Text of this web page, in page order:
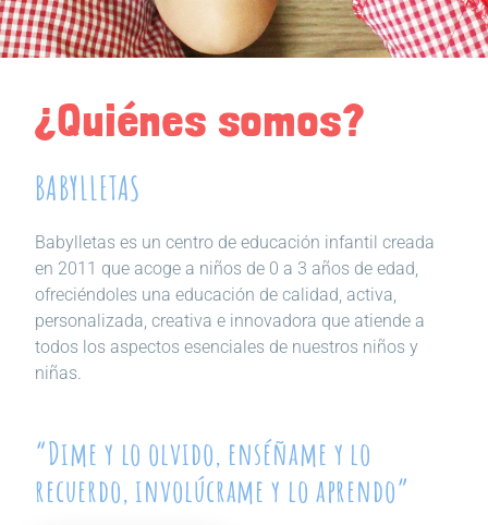
¿Quiénes somos?
BABYLLETAS
Babylletas es un centro de educación infantil creada
en 2011 que acoge a niños de 0 a 3 años de edad,
ofreciéndoles una educación de calidad, activa,
personalizada, creativa e innovadora que atiende a
todos los aspectos esenciales de nuestros niños y
niñas.
“Dime y lo olvido, enséñame y lo
recuerdo, involúcrame y lo aprendo”